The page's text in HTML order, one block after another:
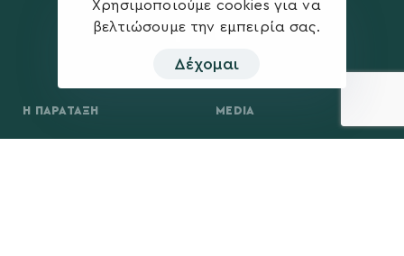
Η ΠΑΡΆΤΑΞΗ MEDIA
Χρησιμοποιούμε cookies για να
βελτιώσουμε την εμπειρία σας.
Δέχομαι